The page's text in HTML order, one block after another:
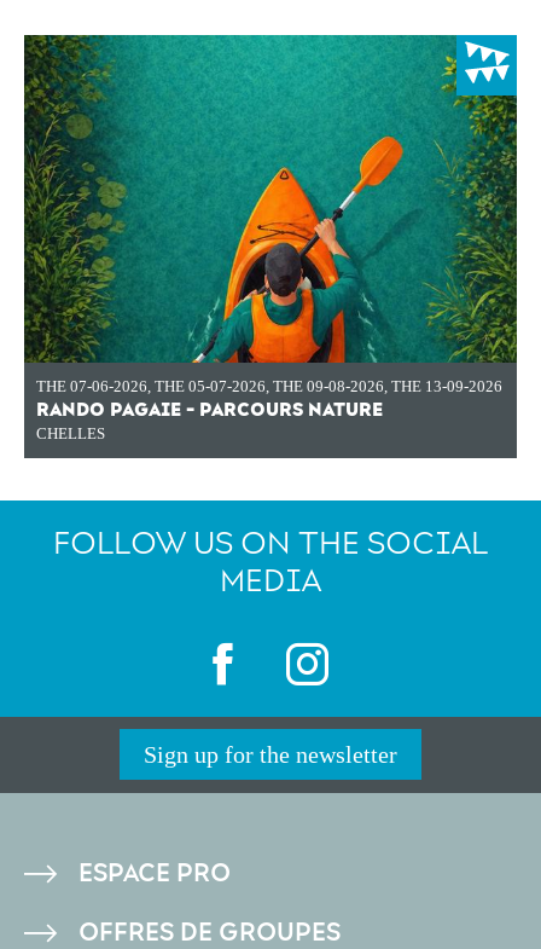
THE 07-06-2026, THE 05-07-2026, THE 09-08-2026, THE 13-09-2026
RANDO PAGAIE - PARCOURS NATURE
CHELLES
FOLLOW US ON THE SOCIAL
MEDIA
Sign up for the newsletter
PIED
DE
ESPACE PRO
OFFRES DE GROUPES